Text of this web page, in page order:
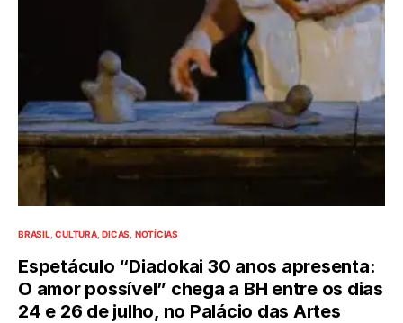
BRASIL CULTURA DICAS NOTÍCIAS
Espetáculo “Diadokai 30 anos apresenta:
O amor possível” chega a BH entre os dias
24 e 26 de julho, no Palácio das Artes